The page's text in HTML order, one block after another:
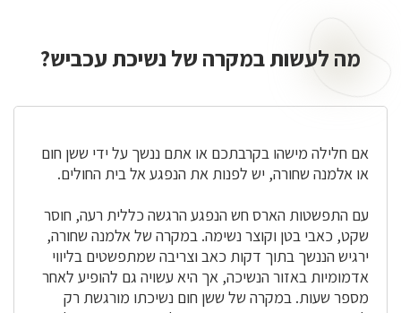
עכביש?
מה לעשות במקרה של נשיכת עכביש?
אם חלילה מישהו בקרבתכם או אתם ננשך על ידי ששן חום
או אלמנה שחורה, יש לפנות את הנפגע אל בית החולים.
עם התפשטות הארס חש הנפגע הרגשה כללית רעה, חוסר
שקט, כאבי בטן וקוצר נשימה. במקרה של אלמנה שחורה,
ירגיש הננשך בתוך דקות כאב וצריבה שמתפשטים בליווי
אדמומיות באזור הנשיכה, אך היא עשויה גם להופיע לאחר
מספר שעות. במקרה של ששן חום נשיכתו מורגשת רק